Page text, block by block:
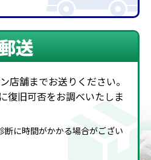
送
店舗までお送りください。
に復旧可否をお調べいたしま
に時間がかかる場合がござい